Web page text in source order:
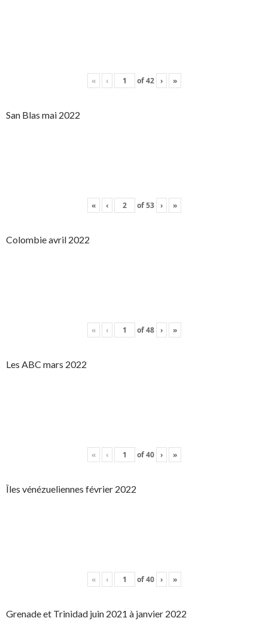
« ‹ of42 › »
San Blas mai 2022
« ‹ of53 › »
Colombie avril 2022
« ‹ of48 › »
Les ABC mars 2022
« ‹ of40 › »
Îles vénézueliennes février 2022
« ‹ of40 › »
Grenade et Trinidad juin 2021 à janvier 2022